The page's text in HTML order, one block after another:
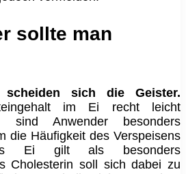
sollte man
sich die Geister.
im Ei recht leicht
sind Anwender besonders
die Häufigkeit des Verspeisens
Ei gilt als besonders
Cholesterin soll sich dabei zu